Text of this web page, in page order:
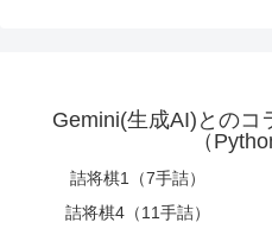
Gemini(生成AI)とのコ
（
詰将棋1（7手詰）
詰将棋4（11手詰）